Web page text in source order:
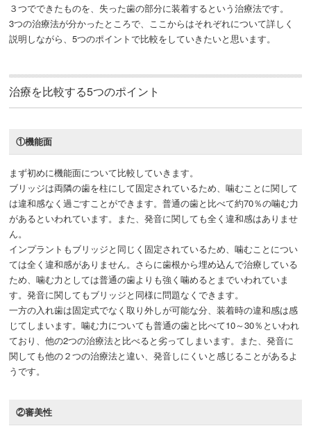
３つでできたものを、失った歯の部分に装着するという治療法です。
3つの治療法が分かったところで、ここからはそれぞれについて詳しく
説明しながら、5つのポイントで比較をしていきたいと思います。
治療を比較する5つのポイント
①機能面
まず初めに機能面について比較していきます。
ブリッジは両隣の歯を柱にして固定されているため、噛むことに関して
は違和感なく過ごすことができます。普通の歯と比べて約70％の噛む力
があるといわれています。また、発音に関しても全く違和感はありませ
ん。
インプラントもブリッジと同じく固定されているため、噛むことについ
ては全く違和感がありません。さらに歯根から埋め込んで治療している
ため、噛む力としては普通の歯よりも強く噛めるとまでいわれていま
す。発音に関してもブリッジと同様に問題なくできます。
一方の入れ歯は固定式でなく取り外しが可能な分、装着時の違和感は感
じてしまいます。噛む力についても普通の歯と比べて10～30％といわれ
ており、他の2つの治療法と比べると劣ってしまいます。また、発音に
関しても他の２つの治療法と違い、発音しにくいと感じることがあるよ
うです。
②審美性